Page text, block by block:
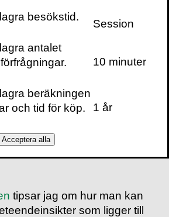
Holst. Jag intervjuade
om
han mig på sin blogg på
han konstaterar att Nudge:
tipsar jag om hur man kan
som ligger till
besökstid.
Session
antalet
10 minuter
beräkningen
och tid för köp.
1 år
Acceptera alla